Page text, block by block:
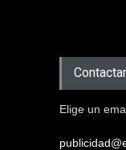
Contactar
Elige un